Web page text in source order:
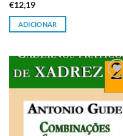
€12,19
ADICIONAR
Adicionar
à lista de
desejos